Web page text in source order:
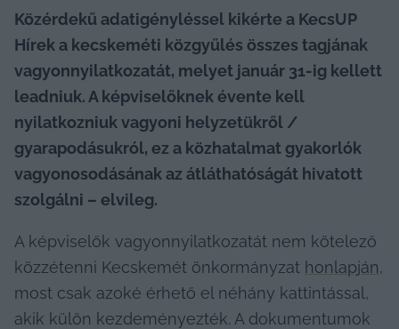
Közérdekű adatigényléssel kikérte a KecsUP
Hírek a kecskeméti közgyűlés összes tagjának
vagyonnyilatkozatát, melyet január 31-ig kellett
leadniuk. A képviselőknek évente kell
nyilatkozniuk vagyoni helyzetükről /
gyarapodásukról, ez a közhatalmat gyakorlók
vagyonosodásának az átláthatóságát hivatott
szolgálni – elvileg.
A képviselők vagyonnyilatkozatát nem kötelező
közzétenni Kecskemét önkormányzat honlapján,
most csak azoké érhető el néhány kattintással,
akik külön kezdeményezték. A dokumentumok